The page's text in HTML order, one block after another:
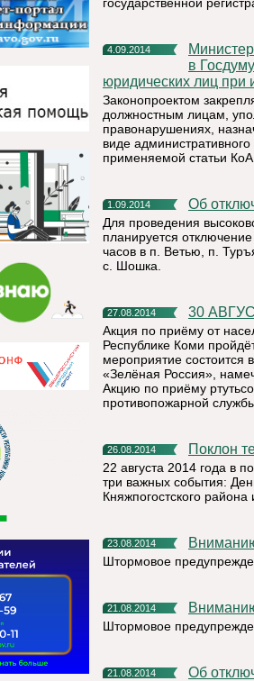
4.09.2014
Министерство экономического развития сообщает о внесении
в
юридических лиц при
Законопроектом
должностным лицам,
правонарушениях,
виде
применяемой статьи
1.09.2014 Об
Для проведения
планируется
часов в п. Ветью, п.
с. Шошка.
27.08.2014 30
Акция по приёму от
Республике Коми
мероприятие состоится
«Зелёная Россия»,
Акцию по приёму
противопожарной
26.08.2014 Поклон
22 августа 2014 года в
три важных события:
Княжпогостского
23.08.2014
Штормовое
21.08.2014
Штормовое
21.08.2014 Об